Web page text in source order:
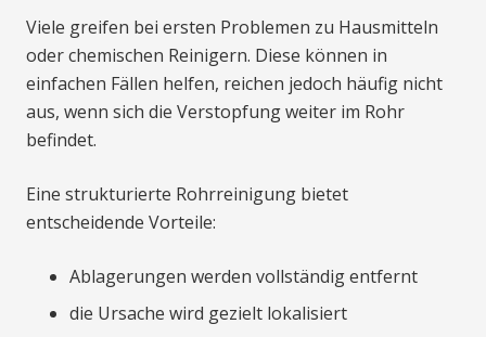
Viele greifen bei ersten Problemen zu Hausmitteln
oder chemischen Reinigern. Diese können in
einfachen Fällen helfen, reichen jedoch häufig nicht
aus, wenn sich die Verstopfung weiter im Rohr
befindet.
Eine strukturierte Rohrreinigung bietet
entscheidende Vorteile:
Ablagerungen werden vollständig entfernt
die Ursache wird gezielt lokalisiert